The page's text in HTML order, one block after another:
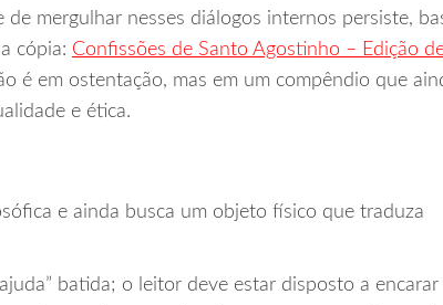
mergulhar nesses diálogos internos persiste,
cópia: Confissões de Santo Agostinho – Edição
é em ostentação, mas em um compêndio que
e ética.
e ainda busca um objeto físico que traduza
batida; o leitor deve estar disposto a encarar